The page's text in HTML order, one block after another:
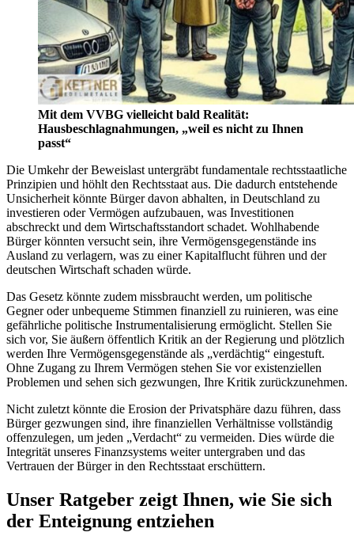
Mit dem VVBG vielleicht bald Realität:
Hausbeschlagnahmungen, „weil es nicht zu Ihnen
passt“
Die Umkehr der Beweislast untergräbt fundamentale rechtsstaatliche
Prinzipien und höhlt den Rechtsstaat aus. Die dadurch entstehende
Unsicherheit könnte Bürger davon abhalten, in Deutschland zu
investieren oder Vermögen aufzubauen, was Investitionen
abschreckt und dem Wirtschaftsstandort schadet. Wohlhabende
Bürger könnten versucht sein, ihre Vermögensgegenstände ins
Ausland zu verlagern, was zu einer Kapitalflucht führen und der
deutschen Wirtschaft schaden würde.
Das Gesetz könnte zudem missbraucht werden, um politische
Gegner oder unbequeme Stimmen finanziell zu ruinieren, was eine
gefährliche politische Instrumentalisierung ermöglicht. Stellen Sie
sich vor, Sie äußern öffentlich Kritik an der Regierung und plötzlich
werden Ihre Vermögensgegenstände als „verdächtig“ eingestuft.
Ohne Zugang zu Ihrem Vermögen stehen Sie vor existenziellen
Problemen und sehen sich gezwungen, Ihre Kritik zurückzunehmen.
Nicht zuletzt könnte die Erosion der Privatsphäre dazu führen, dass
Bürger gezwungen sind, ihre finanziellen Verhältnisse vollständig
offenzulegen, um jeden „Verdacht“ zu vermeiden. Dies würde die
Integrität unseres Finanzsystems weiter untergraben und das
Vertrauen der Bürger in den Rechtsstaat erschüttern.
Unser Ratgeber zeigt Ihnen, wie Sie sich
der Enteignung entziehen